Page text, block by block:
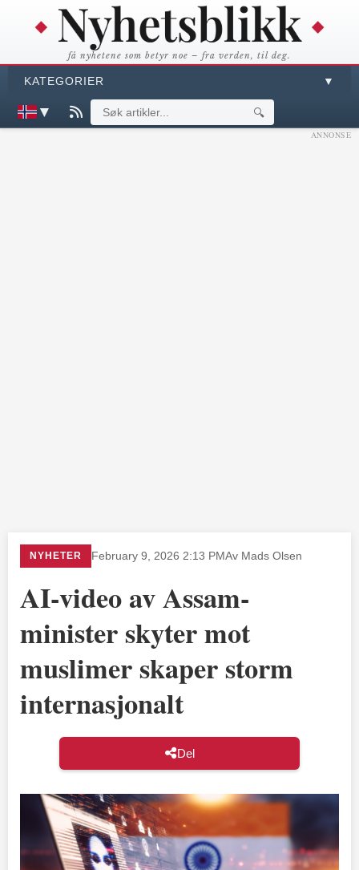
få nyhetene som betyr noe – fra verden, til deg.
KATEGORIER ▼
▼ 🔍
ANNONSE
NYHETER February 9, 2026 2:13 PMAv Mads Olsen
AI-video av Assam-
minister skyter mot
muslimer skaper storm
internasjonalt
Del